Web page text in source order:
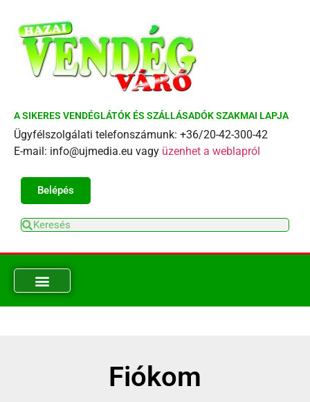
A SIKERES VENDÉGLÁTÓK ÉS SZÁLLÁSADÓK SZAKMAI LAPJA
Ügyfélszolgálati telefonszámunk: +36/20-42-300-42
E-mail: info@ujmedia.eu vagy üzenhet a weblapról
Belépés
Fiókom